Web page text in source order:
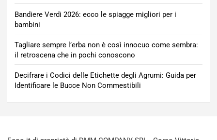
Bandiere Verdi 2026: ecco le spiagge migliori per i
bambini
Tagliare sempre l’erba non è così innocuo come sembra:
il retroscena che in pochi conoscono
Decifrare i Codici delle Etichette degli Agrumi: Guida per
Identificare le Bucce Non Commestibili